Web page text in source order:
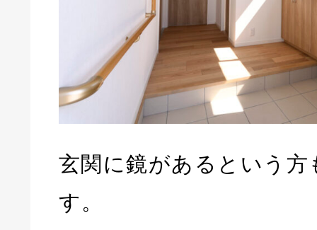
玄関に鏡があるという方
す。